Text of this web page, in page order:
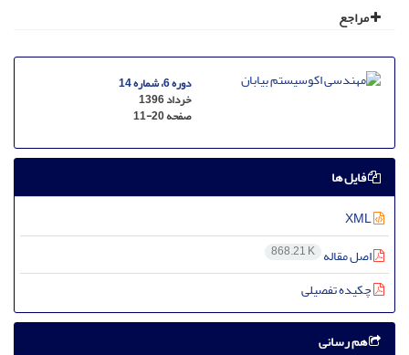
مراجع
دوره 6، شماره 14
خرداد 1396
صفحه11-20
فایل ها
اصل مقاله 868.21 K
چکیده تفصیلی
هم رسانی